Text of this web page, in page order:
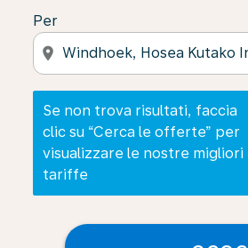
Per
location_on
Se non trova risultati, faccia
clic su “Cerca le offerte” per
visualizzare le nostre migliori
tariffe